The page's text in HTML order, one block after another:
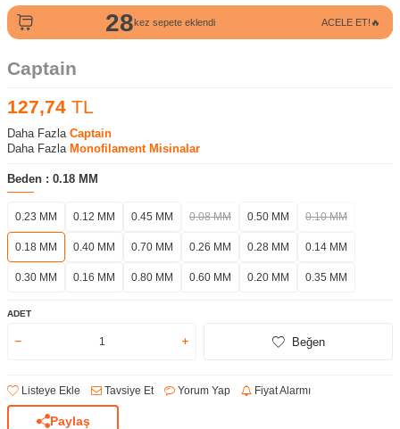
28kez sepete eklendi
74kez görüntülendi ACELE ET!🔥
Captain
127,74 TL
Daha Fazla Captain
Daha Fazla Monofilament Misinalar
Beden : 0.18 MM
0.23 MM 0.12 MM 0.45 MM 0.08 MM 0.50 MM 0.10 MM
0.18 MM 0.40 MM 0.70 MM 0.26 MM 0.28 MM 0.14 MM
0.30 MM 0.16 MM 0.80 MM 0.60 MM 0.20 MM 0.35 MM
ADET
Beğen
Listeye Ekle Tavsiye Et Yorum Yap Fiyat Alarmı
Paylaş